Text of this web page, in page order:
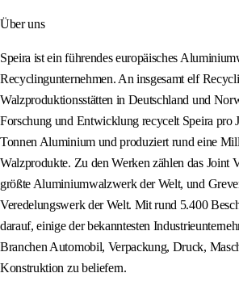
Über uns
Speira ist ein führendes europäisches
Recyclingunternehmen. An insgesamt elf
Walzproduktionsstätten in Deutschland und
Forschung und Entwicklung recycelt Speira pro
Tonnen Aluminium und produziert rund eine
Walzprodukte. Zu den Werken zählen das Joint
größte Aluminiumwalzwerk der Welt, und
Veredelungswerk der Welt. Mit rund 5.400
darauf, einige der bekanntesten
Branchen Automobil, Verpackung, Druck,
Konstruktion zu beliefern.